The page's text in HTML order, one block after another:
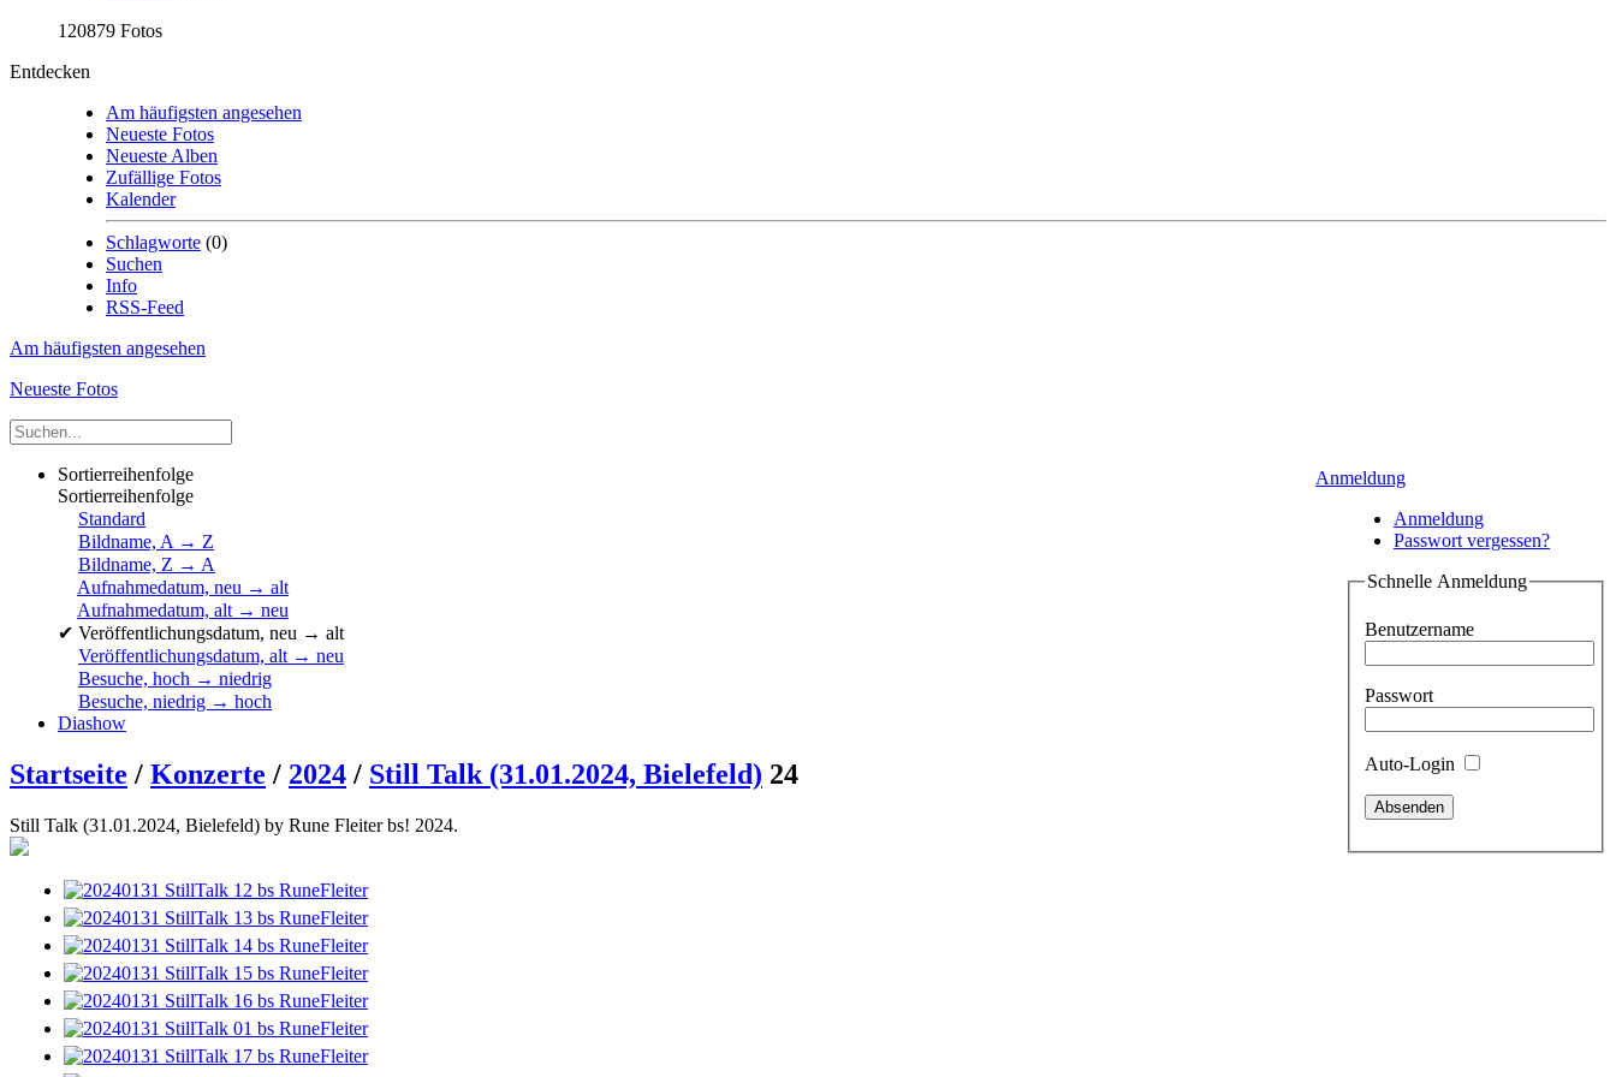
120879 Fotos
Entdecken
Am häufigsten angesehen
Neueste Fotos
Neueste Alben
Zufällige Fotos
Kalender
Schlagworte (0)
Suchen
Info
RSS-Feed
Am häufigsten angesehen
Neueste Fotos
Anmeldung
Anmeldung
Passwort vergessen?
Schnelle Anmeldung
Benutzername
Passwort
Auto-Login
Sortierreihenfolge
Sortierreihenfolge
Standard
Bildname, A → Z
Bildname, Z → A
Aufnahmedatum, neu → alt
Aufnahmedatum, alt → neu
✔ Veröffentlichungsdatum, neu → alt
Veröffentlichungsdatum, alt → neu
Besuche, hoch → niedrig
Besuche, niedrig → hoch
Diashow
Startseite / Konzerte / 2024 / Still Talk (31.01.2024, Bielefeld) 24
Still Talk (31.01.2024, Bielefeld) by Rune Fleiter bs! 2024.